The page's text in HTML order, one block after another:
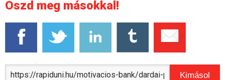
Oszd meg másokkal!
Kimásol